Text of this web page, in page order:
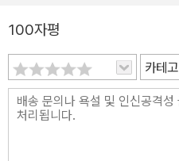
사 20세기 최고의 발명품, 자동차 역사
틀리프 다임러는 말 없는 마차 형
후 120년간 자동차의 발달사는
업적 발전의 상징이라고 해도 무
준다. 또한 격동의 20세기 100년
100자평
카테